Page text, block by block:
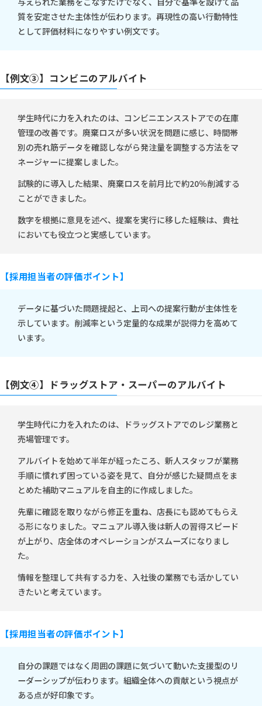
質を安定させた主体性が伝わります。再現性の高い行動特性
として評価材料になりやすい例文です。
【例文③】コンビニのアルバイト
学生時代に力を入れたのは、コンビニエンスストアでの在庫
管理の改善です。廃棄ロスが多い状況を問題に感じ、時間帯
別の売れ筋データを確認しながら発注量を調整する方法をマ
ネージャーに提案しました。
試験的に導入した結果、廃棄ロスを前月比で約20％削減する
ことができました。
数字を根拠に意見を述べ、提案を実行に移した経験は、貴社
においても役立つと実感しています。
【採用担当者の評価ポイント】
データに基づいた問題提起と、上司への提案行動が主体性を
示しています。削減率という定量的な成果が説得力を高めて
います。
【例文④】ドラッグストア・スーパーのアルバイト
学生時代に力を入れたのは、ドラッグストアでのレジ業務と
売場管理です。
アルバイトを始めて半年が経ったころ、新人スタッフが業務
手順に慣れず困っている姿を見て、自分が感じた疑問点をま
とめた補助マニュアルを自主的に作成しました。
先輩に確認を取りながら修正を重ね、店長にも認めてもらえ
る形になりました。マニュアル導入後は新人の習得スピード
が上がり、店全体のオペレーションがスムーズになりまし
た。
情報を整理して共有する力を、入社後の業務でも活かしてい
きたいと考えています。
【採用担当者の評価ポイント】
自分の課題ではなく周囲の課題に気づいて動いた支援型のリ
ーダーシップが伝わります。組織全体への貢献という視点が
ある点が好印象です。